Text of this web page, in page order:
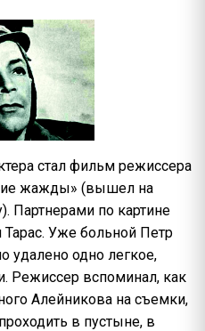
стал фильм режиссера
жажды» (вышел на
Партнерами по картине
Уже больной Петр
удалено одно легкое,
Режиссер вспоминал, как
Алейникова на съемки,
в пустыне, в